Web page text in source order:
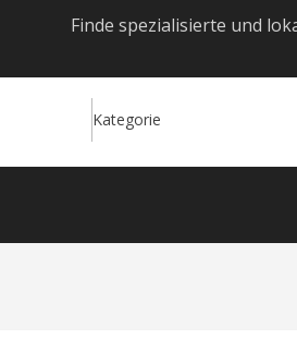
Finde spezialisierte und
Kategorie